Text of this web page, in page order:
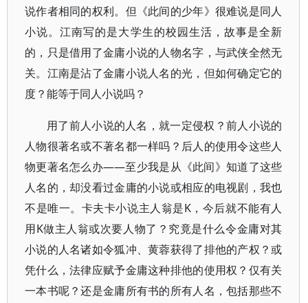
说作者相同的权利。但《此间的少年》很难说是同人
小说。江南写的是大学生的校园生活，故事是全新
的，只是借用了金庸小说的人物名字，与武侠全然无
关。江南是沾了金庸小说人名的光，但如何确定它的
度？能等于同人小说吗？
用了前人小说的人名，就一定侵权？前人小说的
人物很著名或不著名都一样吗？后人的使用令这些人
物更著名怎么办——至少我是从《此间》知道了这些
人名的，却没看过金庸的小说或相应的电视剧，我也
不是唯一。卡夫卡小说主人翁是K，今后就不能有人
用K做主人翁或次要人物了？究竟是什么令金庸对其
小说的人名诸如令狐冲、黄蓉获得了排他的产权？或
凭什么，法律应赋予金庸这种排他的使用权？仅有关
一本书呢？还是金庸所有书的所有人名，包括那些不